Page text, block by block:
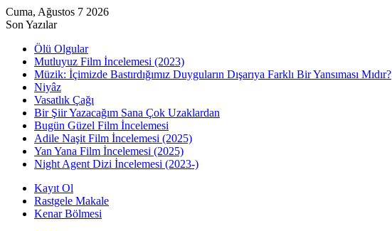
Cuma, Ağustos 7 2026
Son Yazılar
Ölü Olgular
Mutluyuz Film İncelemesi (2023)
Müzik: İçimizde Bastırdığımız Duyguların Dışarıya Farklı Bir Yansıması Mıdır?
Niyâz
Vasatlık Çağı
Bir Şiir Yazacağım Sana Çok Uzaklardan
Bugün Güzel Film İncelemesi
Adile Naşit Film İncelemesi (2025)
Yan Yana Film İncelemesi (2025)
Night Agent Dizi İncelemesi (2023-)
Kayıt Ol
Rastgele Makale
Kenar Bölmesi